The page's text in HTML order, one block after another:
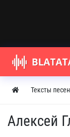
Тексты песен
Алексей